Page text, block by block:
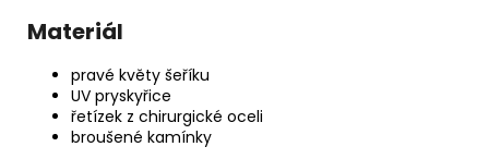
Materiál
pravé květy šeříku
UV pryskyřice
řetízek z chirurgické oceli
broušené kamínky